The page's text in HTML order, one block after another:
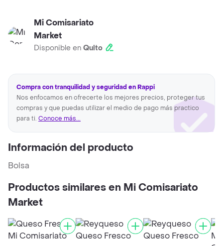
Mi Comisariato
Market
Disponible en Quito
Compra con tranquilidad y seguridad en Rappi
Nos enfocamos en ofrecerte los mejores precios, proteger tus
compras y que puedas utilizar el medio de pago más practico
para ti. Conoce más...
Información del producto
Bolsa
Productos similares en Mi Comisariato
Market